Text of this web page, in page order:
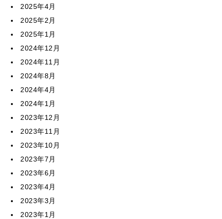
2025年4月
2025年2月
2025年1月
2024年12月
2024年11月
2024年8月
2024年4月
2024年1月
2023年12月
2023年11月
2023年10月
2023年7月
2023年6月
2023年4月
2023年3月
2023年1月